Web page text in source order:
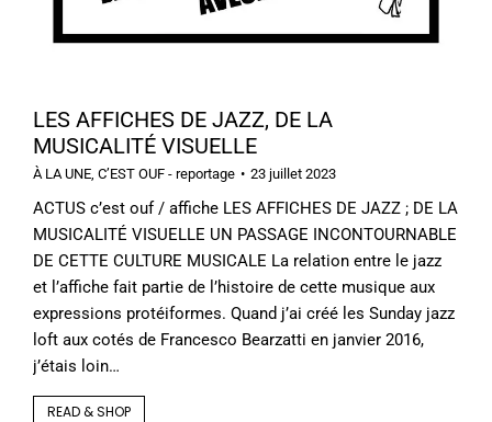
LES AFFICHES DE JAZZ, DE LA
MUSICALITÉ VISUELLE
À LA UNE C’EST OUF - reportage 23 juillet 2023
ACTUS c’est ouf / affiche LES AFFICHES DE JAZZ ; DE LA
MUSICALITÉ VISUELLE UN PASSAGE INCONTOURNABLE
DE CETTE CULTURE MUSICALE La relation entre le jazz
et l’affiche fait partie de l’histoire de cette musique aux
expressions protéiformes. Quand j’ai créé les Sunday jazz
loft aux cotés de Francesco Bearzatti en janvier 2016,
j’étais loin…
READ & SHOP